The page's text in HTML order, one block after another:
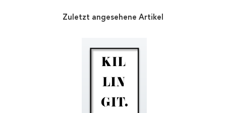
Zuletzt angesehene Artikel